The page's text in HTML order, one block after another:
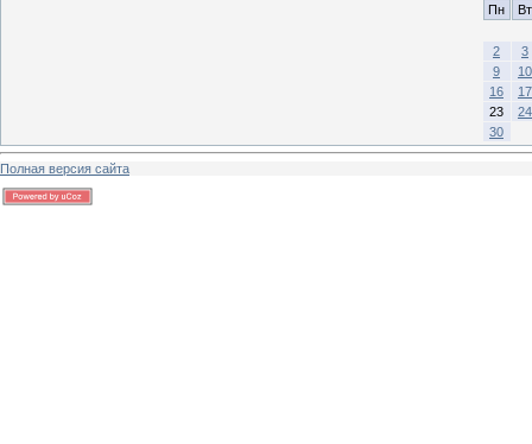
Пн
Вт
2
3
9
10
16
17
23
24
30
Полная версия сайта